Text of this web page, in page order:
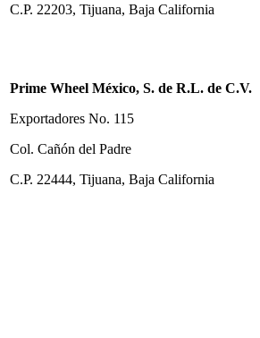
C.P. 22203, Tijuana, Baja California
Prime Wheel México, S. de R.L. de C.V.
Exportadores No. 115
Col. Cañón del Padre
C.P. 22444, Tijuana, Baja California